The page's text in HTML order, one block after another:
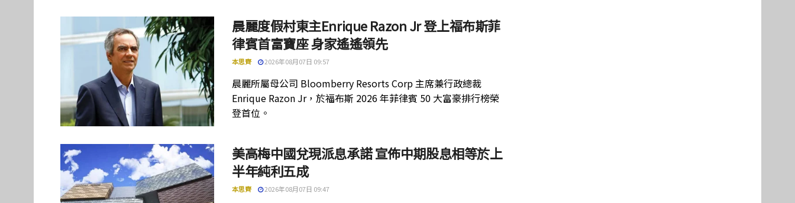
晨麗度假村東主Enrique Razon Jr 登上福布斯菲
律賓首富寶座 身家遙遙領先
本思齊 2026年08月07日 09:57
晨麗所屬母公司 Bloomberry Resorts Corp 主席兼行政總裁
Enrique Razon Jr，於福布斯 2026 年菲律賓 50 大富豪排行榜榮
登首位。
美高梅中國兌現派息承諾 宣佈中期股息相等於上
半年純利五成
本思齊 2026年08月07日 09:47